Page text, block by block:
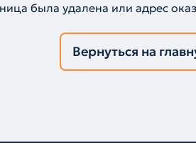
была удалена или адрес
Вернуться на